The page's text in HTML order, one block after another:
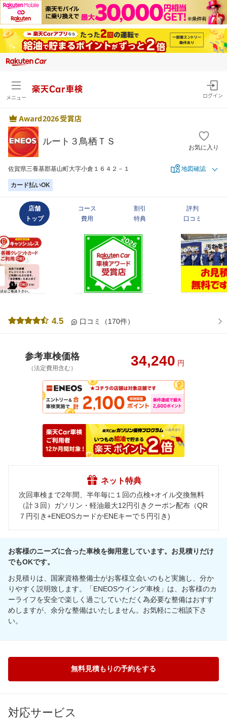
メニュー
楽天Car車検
ログイン
ルート３鳥栖ＴＳ
お気に入り
佐賀県三養基郡基山町大字小倉１６４２－１ 地図確認
カード払いOK
店舗
トップ
コース
費用
割引
特典
評判
口コミ
4.5 口コミ（170件）
参考車検価格
（法定費用含む） 34,240 円
ネット特典
次回車検まで2年間、半年毎に１回の点検+オイル交換無料
（計３回）ガソリン・軽油最大12円引きクーポン配布（QR
７円引き+ENEOSカードかENEキーで５円引き)
お客様のニーズに合った車検を御用意しています。お見積りだけ
でもOKです。
お見積りは、国家資格整備士がお客様立会いのもと実施し、分か
りやすく説明致します。「ENEOSウイング車検」は、お客様のカ
ーライフを安全で楽しく過ごしていただく為必要な整備はおすす
めしますが、余分な整備はいたしません。お気軽にご相談下さ
い。
無料見積もりの予約をする
対応サービス